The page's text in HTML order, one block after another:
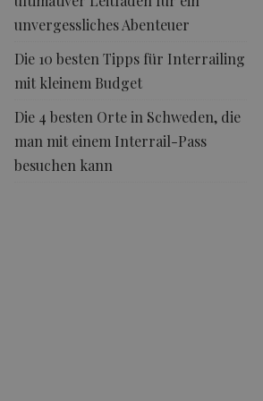
unvergessliches Abenteuer
Die 10 besten Tipps für Interrailing
mit kleinem Budget
Die 4 besten Orte in Schweden, die
man mit einem Interrail-Pass
besuchen kann